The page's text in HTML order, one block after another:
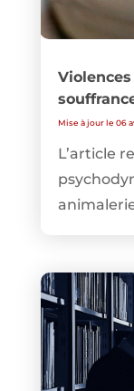
Mise à jour le 06
L’article